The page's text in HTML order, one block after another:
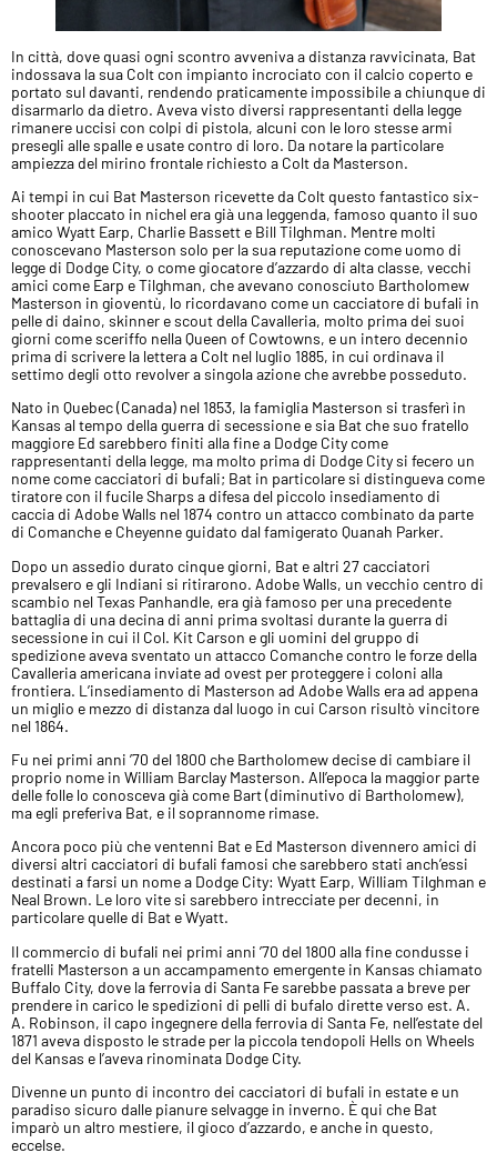
In città, dove quasi ogni scontro avveniva a distanza ravvicinata, Bat
indossava la sua Colt con impianto incrociato con il calcio coperto e
portato sul davanti, rendendo praticamente impossibile a chiunque di
disarmarlo da dietro. Aveva visto diversi rappresentanti della legge
rimanere uccisi con colpi di pistola, alcuni con le loro stesse armi
presegli alle spalle e usate contro di loro. Da notare la particolare
ampiezza del mirino frontale richiesto a Colt da Masterson.
Ai tempi in cui Bat Masterson ricevette da Colt questo fantastico six-
shooter placcato in nichel era già una leggenda, famoso quanto il suo
amico Wyatt Earp, Charlie Bassett e Bill Tilghman. Mentre molti
conoscevano Masterson solo per la sua reputazione come uomo di
legge di Dodge City, o come giocatore d’azzardo di alta classe, vecchi
amici come Earp e Tilghman, che avevano conosciuto Bartholomew
Masterson in gioventù, lo ricordavano come un cacciatore di bufali in
pelle di daino, skinner e scout della Cavalleria, molto prima dei suoi
giorni come sceriffo nella Queen of Cowtowns, e un intero decennio
prima di scrivere la lettera a Colt nel luglio 1885, in cui ordinava il
settimo degli otto revolver a singola azione che avrebbe posseduto.
Nato in Quebec (Canada) nel 1853, la famiglia Masterson si trasferì in
Kansas al tempo della guerra di secessione e sia Bat che suo fratello
maggiore Ed sarebbero finiti alla fine a Dodge City come
rappresentanti della legge, ma molto prima di Dodge City si fecero un
nome come cacciatori di bufali; Bat in particolare si distingueva come
tiratore con il fucile Sharps a difesa del piccolo insediamento di
caccia di Adobe Walls nel 1874 contro un attacco combinato da parte
di Comanche e Cheyenne guidato dal famigerato Quanah Parker.
Dopo un assedio durato cinque giorni, Bat e altri 27 cacciatori
prevalsero e gli Indiani si ritirarono. Adobe Walls, un vecchio centro di
scambio nel Texas Panhandle, era già famoso per una precedente
battaglia di una decina di anni prima svoltasi durante la guerra di
secessione in cui il Col. Kit Carson e gli uomini del gruppo di
spedizione aveva sventato un attacco Comanche contro le forze della
Cavalleria americana inviate ad ovest per proteggere i coloni alla
frontiera. L’insediamento di Masterson ad Adobe Walls era ad appena
un miglio e mezzo di distanza dal luogo in cui Carson risultò vincitore
nel 1864.
Fu nei primi anni ’70 del 1800 che Bartholomew decise di cambiare il
proprio nome in William Barclay Masterson. All’epoca la maggior parte
delle folle lo conosceva già come Bart (diminutivo di Bartholomew),
ma egli preferiva Bat, e il soprannome rimase.
Ancora poco più che ventenni Bat e Ed Masterson divennero amici di
diversi altri cacciatori di bufali famosi che sarebbero stati anch’essi
destinati a farsi un nome a Dodge City: Wyatt Earp, William Tilghman e
Neal Brown. Le loro vite si sarebbero intrecciate per decenni, in
particolare quelle di Bat e Wyatt.
Il commercio di bufali nei primi anni ’70 del 1800 alla fine condusse i
fratelli Masterson a un accampamento emergente in Kansas chiamato
Buffalo City, dove la ferrovia di Santa Fe sarebbe passata a breve per
prendere in carico le spedizioni di pelli di bufalo dirette verso est. A.
A. Robinson, il capo ingegnere della ferrovia di Santa Fe, nell’estate del
1871 aveva disposto le strade per la piccola tendopoli Hells on Wheels
del Kansas e l’aveva rinominata Dodge City.
Divenne un punto di incontro dei cacciatori di bufali in estate e un
paradiso sicuro dalle pianure selvagge in inverno. È qui che Bat
imparò un altro mestiere, il gioco d’azzardo, e anche in questo,
eccelse.